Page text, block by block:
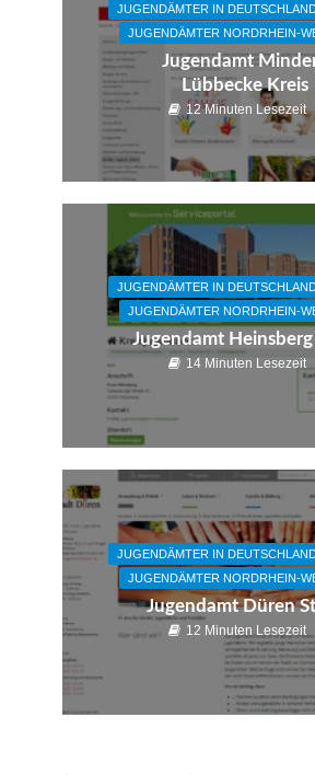
JUGENDÄMTER IN
JUGENDÄMTER NORDRHEIN-
Jugendamt
Lübbecke Kreis
12 Minuten Lesezeit
JUGENDÄMTER IN
JUGENDÄMTER NORDRHEIN-
Jugendamt
14 Minuten Lesezeit
JUGENDÄMTER IN
JUGENDÄMTER NORDRHEIN-
Jugendamt Düren
12 Minuten Lesezeit